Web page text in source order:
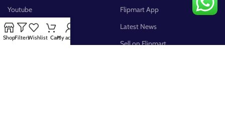
Youtube
Pinterest
FB Group
Flipmart App
Latest News
Sell on Flipmart
ShopFiltersWishlist CartMy account